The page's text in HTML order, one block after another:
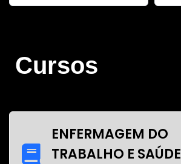
Cursos
ENFERMAGEM DO
TRABALHO E SAÚDE